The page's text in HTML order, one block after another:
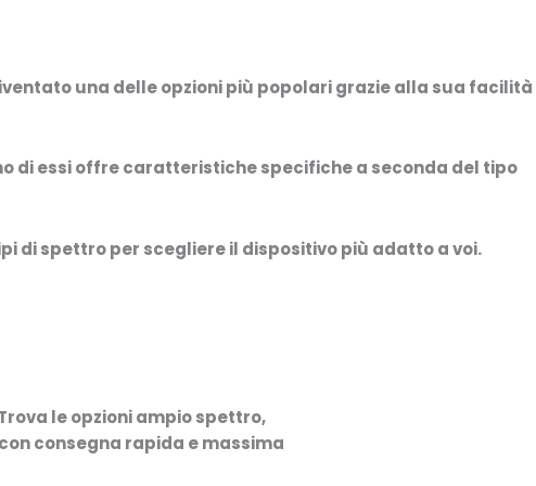
una delle opzioni più popolari grazie alla sua facilità
di essi offre caratteristiche specifiche a seconda del tipo
di spettro per scegliere il dispositivo più adatto a voi.
le opzioniampio spettro,
consegna rapida e massima